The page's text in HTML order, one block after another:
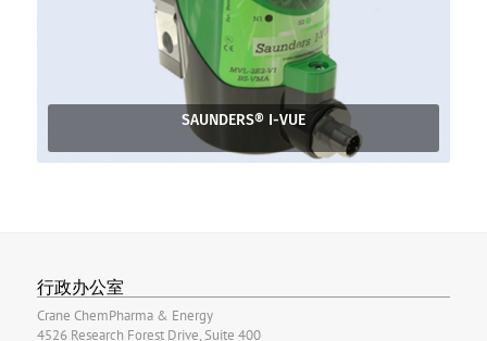
SAUNDERS® I-VUE
行政办公室
Crane ChemPharma & Energy
4526 Research Forest Drive, Suite 400